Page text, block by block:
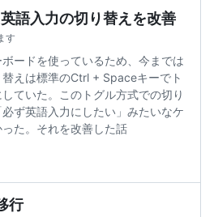
語入力の切り替えを改善
す
ードを使っているため、今までは
えは標準のCtrl + Spaceキーでト
ていた。このトグル方式での切り
ず英語入力にしたい」みたいなケ
た。それを改善した話
行